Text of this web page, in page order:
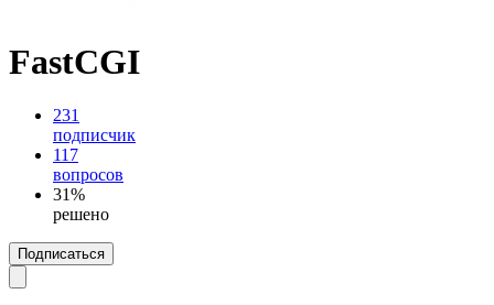
FastCGI
231
подписчик
117
вопросов
31%
решено
Подписаться